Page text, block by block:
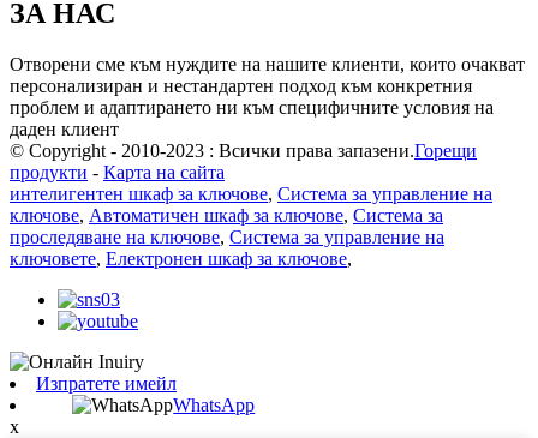
ЗА НАС
Отворени сме към нуждите на нашите клиенти, които очакват
персонализиран и нестандартен подход към конкретния
проблем и адаптирането ни към специфичните условия на
даден клиент
© Copyright - 2010-2023 : Всички права запазени.Горещи
продукти - Карта на сайта
интелигентен шкаф за ключове, Система за управление на
ключове, Автоматичен шкаф за ключове, Система за
проследяване на ключове, Система за управление на
ключовете, Електронен шкаф за ключове,
Изпратете имейл
WhatsApp
x